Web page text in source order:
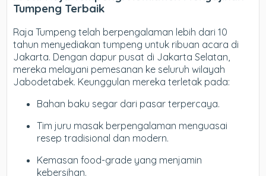
Tumpeng Terbaik
Raja Tumpeng telah berpengalaman lebih dari 10
tahun menyediakan tumpeng untuk ribuan acara di
Jakarta. Dengan dapur pusat di Jakarta Selatan,
mereka melayani pemesanan ke seluruh wilayah
Jabodetabek. Keunggulan mereka terletak pada:
Bahan baku segar dari pasar terpercaya.
Tim juru masak berpengalaman menguasai
resep tradisional dan modern.
Kemasan food-grade yang menjamin
kebersihan.